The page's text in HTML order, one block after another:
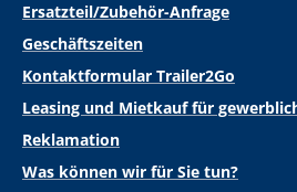
Ersatzteil/Zubehör-Anfrage
Geschäftszeiten
Kontaktformular Trailer2Go
Leasing und Mietkauf für
Reklamation
Was können wir für Sie tun?